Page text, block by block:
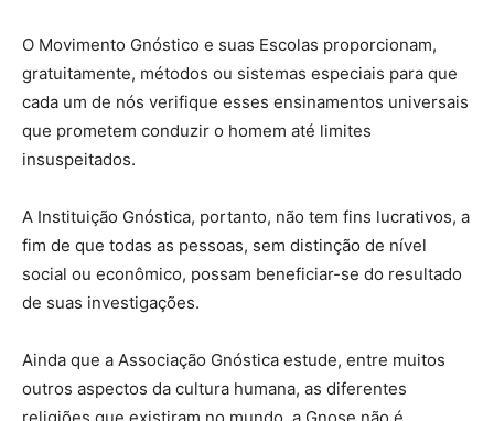
O Movimento Gnóstico e suas Escolas proporcionam,
gratuitamente, métodos ou sistemas especiais para que
cada um de nós verifique esses ensinamentos universais
que prometem conduzir o homem até limites
insuspeitados.
A Instituição Gnóstica, portanto, não tem fins lucrativos, a
fim de que todas as pessoas, sem distinção de nível
social ou econômico, possam beneficiar-se do resultado
de suas investigações.
Ainda que a Associação Gnóstica estude, entre muitos
outros aspectos da cultura humana, as diferentes